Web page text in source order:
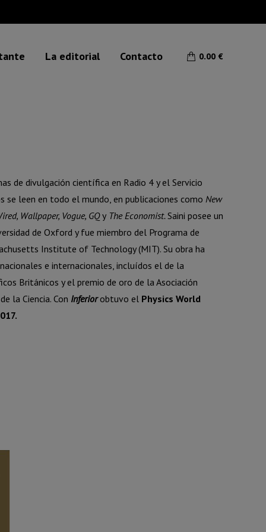
La editorial Contacto 0.00 €
de divulgación científica en Radio 4 y el Servicio
se leen en todo el mundo, en publicaciones como New
Wallpaper, Vogue, GQy The Economist.Saini posee un
de Oxford y fue miembro del Programa de
Institute of Technology (MIT). Su obra ha
e internacionales, incluídos el de la
Británicos y el premio de oro de la Asociación
la Ciencia. Con Inferior obtuvo el Physics World